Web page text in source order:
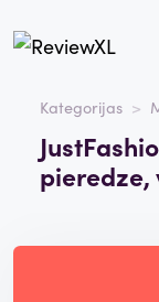
Kategorijas